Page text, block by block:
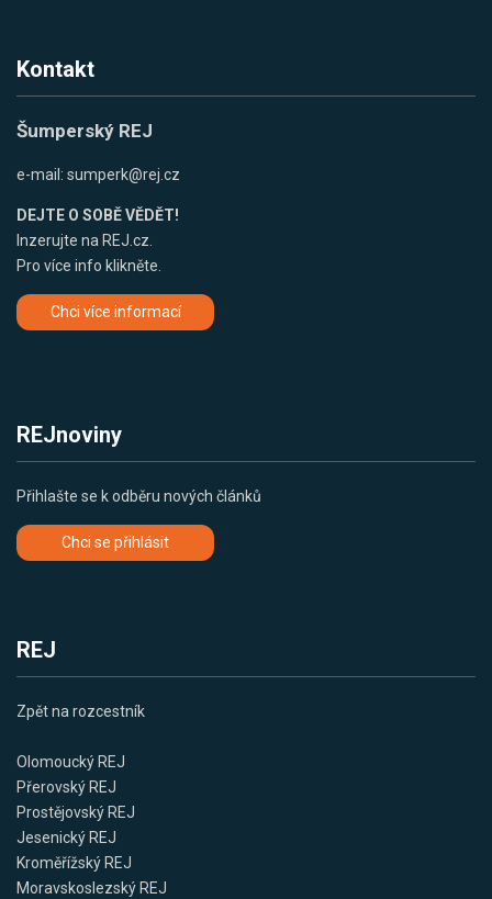
Kontakt
Šumperský REJ
e-mail: sumperk@rej.cz
DEJTE O SOBĚ VĚDĚT!
Inzerujte na REJ.cz.
Pro více info klikněte.
Chci více informací
REJnoviny
Přihlašte se k odběru nových článků
Chci se přihlásit
REJ
Zpět na rozcestník
Olomoucký REJ
Přerovský REJ
Prostějovský REJ
Jesenický REJ
Kroměřížský REJ
Moravskoslezský REJ